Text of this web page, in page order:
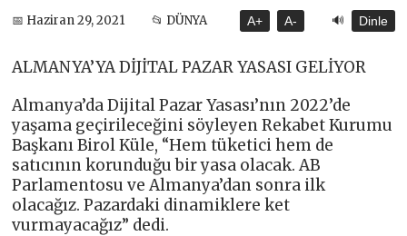
📅 Haziran 29, 2021 📂 DÜNYA A+ A- 🔊 Dinle
ALMANYA’YA DİJİTAL PAZAR YASASI GELİYOR
Almanya’da Dijital Pazar Yasası’nın 2022’de
yaşama geçirileceğini söyleyen Rekabet Kurumu
Başkanı Birol Küle, “Hem tüketici hem de
satıcının korunduğu bir yasa olacak. AB
Parlamentosu ve Almanya’dan sonra ilk
olacağız. Pazardaki dinamiklere ket
vurmayacağız” dedi.